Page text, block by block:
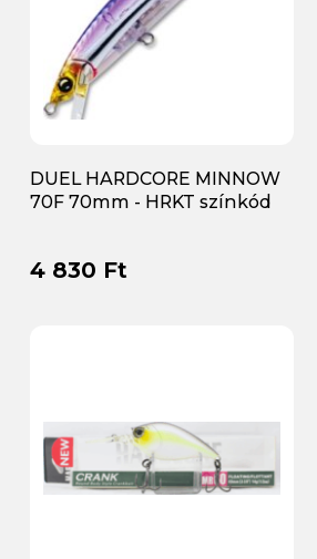
DUEL HARDCORE MINNOW
70F 70mm - HRKT színkód
4 830 Ft